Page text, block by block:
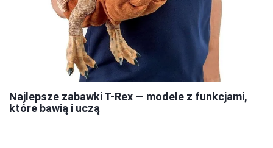
Najlepsze zabawki T-Rex — modele z funkcjami,
które bawią i uczą